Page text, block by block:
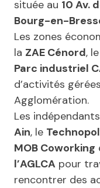
située au 10 Av.
Bourg-en-
Les zones
la ZAE Cénord, le
Parc industriel
d’activités
Agglomération.
Les
Ain, le
MOB Coworking
l’AGLCA pour
rencontrer des